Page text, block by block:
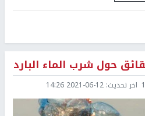
حول شرب الماء البارد
اخر تحديث: 2021-06-12 14:26